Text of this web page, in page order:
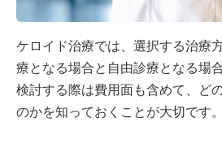
ケロイド治療では、選択する治療
療となる場合と自由診療となる場
検討する際は費用面も含めて、ど
のかを知っておくことが大切です。